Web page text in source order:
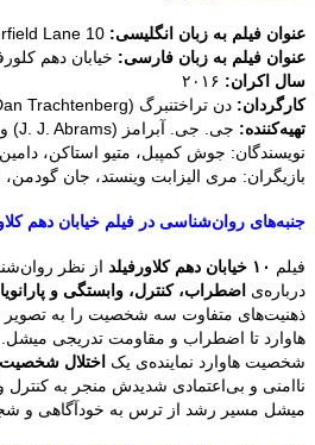
عنوان فیلم به زبان انگلیسی:
عنوان فیلم به زبان فارسی: خیابان دهم
سال اکران:
کارگردان: دن تراختنبرگ (Dan Trachtenberg)
تهیه‌کننده: جی. جی. آبرامز (J. J. Abrams) و لینسی وبر (Lindsey Weber)
نویسندگان: جوش کمپبل، متیو استاکن،
بازیگران: مری الیزابت وینستد، جان گودمن،
جنبه‌های روان‌شناسی در فیلم خیابان دهم
فیلم ۱۰ خیابان دهم کلاورفیلد
از نظر
درباره‌ی اضطراب، کنترل، وابستگی و پارانویا
ذهنیت‌های متفاوت سه شخصیت را به تصویر
هاوارد تا اضطراب و مقاومت تدریجی میشل.
شخصیت هاوارد نماینده‌ی یک
اختلال شخصیت
ناامنی و بی‌اعتمادی شدیدش منجر به کنترل
میشل مسیر رشد از ترس به خودآگاهی و